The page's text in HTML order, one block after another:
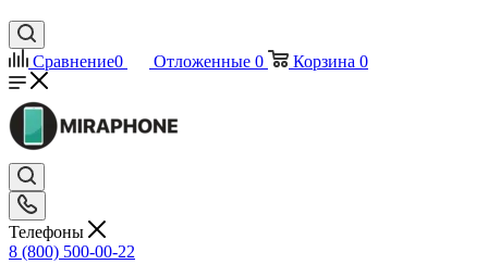
Сравнение0 Отложенные 0 Корзина 0
Телефоны
8 (800) 500-00-22